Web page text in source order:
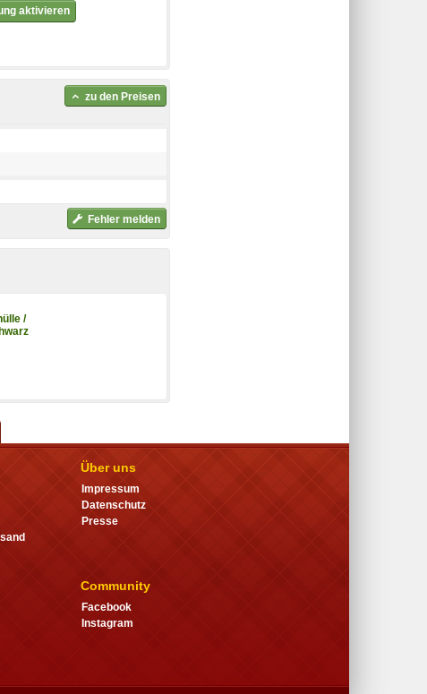
aktivieren
zu den Preisen
Fehler melden
/
Über uns
Impressum
Datenschutz
Presse
Community
Facebook
Instagram